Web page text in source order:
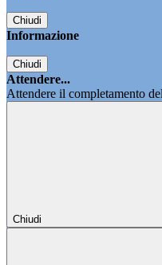
Chiudi
Informazione
Chiudi
Attendere...
Attendere il completamento
Chiudi